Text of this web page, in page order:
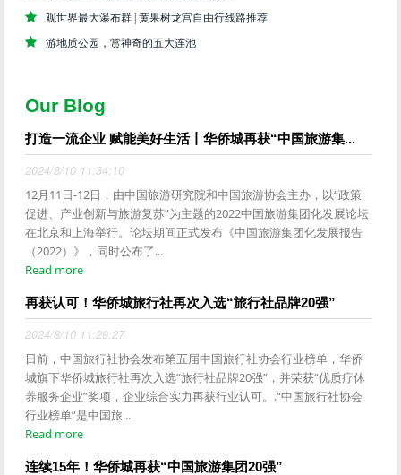
观世界最大瀑布群 | 黄果树龙宫自由行线路推荐
游地质公园，赏神奇的五大连池
Our Blog
打造一流企业 赋能美好生活丨华侨城再获“中国旅游集...
2024/8/10 11:34:10
12月11日-12日，由中国旅游研究院和中国旅游协会主办，以“政策
促进、产业创新与旅游复苏”为主题的2022中国旅游集团化发展论坛
在北京和上海举行。论坛期间正式发布《中国旅游集团化发展报告
（2022）》，同时公布了...
Read more
再获认可！华侨城旅行社再次入选“旅行社品牌20强”
2024/8/10 11:29:27
日前，中国旅行社协会发布第五届中国旅行社协会行业榜单，华侨
城旗下华侨城旅行社再次入选“旅行社品牌20强”，并荣获“优质疗休
养服务企业”奖项，企业综合实力再获行业认可。.“中国旅行社协会
行业榜单”是中国旅...
Read more
连续15年！华侨城再获“中国旅游集团20强”